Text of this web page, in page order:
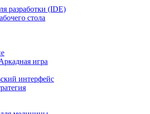
разработки (IDE)
стола
игра
интерфейс